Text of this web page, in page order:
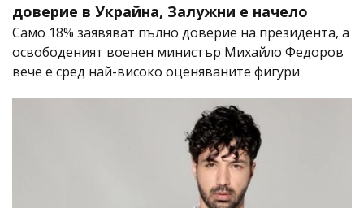
доверие в Украйна, Залужни е начело
Само 18% заявяват пълно доверие на президента, а
освободеният военен министър Михайло Федоров
вече е сред най-високо оценяваните фигури